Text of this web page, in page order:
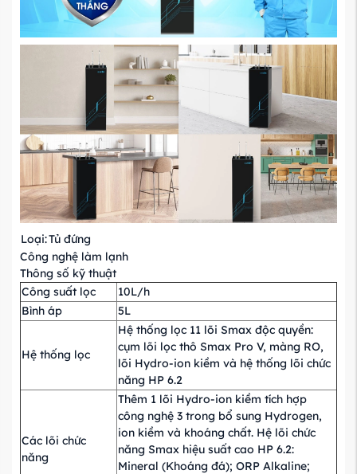
Loại:Tủ đứng
Công nghệ làm lạnh
Thông số kỹ thuật
Công suất lọc
10L/h
Bình áp
5L
Hệ thống lọc
Hệ thống lọc 11 lõi Smax độc quyền:
cụm lõi lọc thô Smax Pro V, màng RO,
lõi Hydro-ion kiềm và hệ thống lõi chức
năng HP 6.2
Các lõi chức
năng
Thêm 1 lõi Hydro-ion kiềm tích hợp
công nghệ 3 trong bổ sung Hydrogen,
ion kiềm và khoáng chất. Hệ lõi chức
năng Smax hiệu suất cao HP 6.2:
Mineral (Khoáng đá); ORP Alkaline;